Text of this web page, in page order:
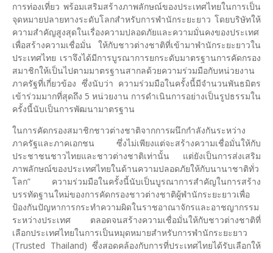
การท่องเที่ยว พร้อมเสริมสร้างภาพลักษณ์ของประเทศไทยในการเป็น
จุดหมายปลายทางระดับโลกสำหรับการพำนักระยะยาว โดยบริษัทให้
ความสำคัญสูงสุดในเรื่องความปลอดภัยและความมั่นคงของประเทศ
เพื่อสร้างความเชื่อมั่น ให้กับชาวต่างชาติที่เข้ามาพำนักระยะยาวใน
ประเทศไทย เราจึงได้มีการบูรณาการยกระดับมาตรฐานการคัดกรอง
สมาชิกให้เป็นไปตามมาตรฐานสากลด้วยความร่วมมือกับหน่วยงาน
ภาครัฐที่เกี่ยวข้อง ซึ่งนับว่า ความร่วมมือในครั้งนี้มีจำนวนพันธมิตร
เข้าร่วมมากที่สุดถึง 5 หน่วยงาน การดำเนินการอย่างเป็นรูปธรรมใน
ครั้งนี้นับเป็นการพัฒนามาตรฐาน
ในการคัดกรองสมาชิกชาวต่างชาติจากการผนึกกำลังกันระหว่าง
ภาครัฐและภาคเอกชน ซึ่งไม่เพียงแต่จะสร้างความเชื่อมั่นให้กับ
ประชาชนชาวไทยและชาวต่างชาติเท่านั้น แต่ยังเป็นการส่งเสริม
ภาพลักษณ์ของประเทศไทยในด้านความปลอดภัยให้กับนานาชาติทั่ว
โลก” ความร่วมมือในครั้งนี้นับเป็นบูรณาการสำคัญในการสร้าง
บรรทัดฐานใหม่ของการคัดกรองชาวต่างชาติผู้พำนักระยะยาวเพื่อ
ป้องกันปัญหาการกระทำความผิดในราชอาณาจักรและอาชญากรรม
ระหว่างประเทศ ตลอดจนสร้างความเชื่อมั่นให้กับชาวต่างชาติที่
เลือกประเทศไทยในการเป็นหมุดหมายสำหรับการพำนักระยะยาว
(Trusted Thailand) ซึ่งสอดคล้องกับการที่ประเทศไทยได้รับเลือกให้